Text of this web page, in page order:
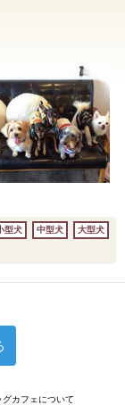
型犬 中型犬 大型犬
カフェについて